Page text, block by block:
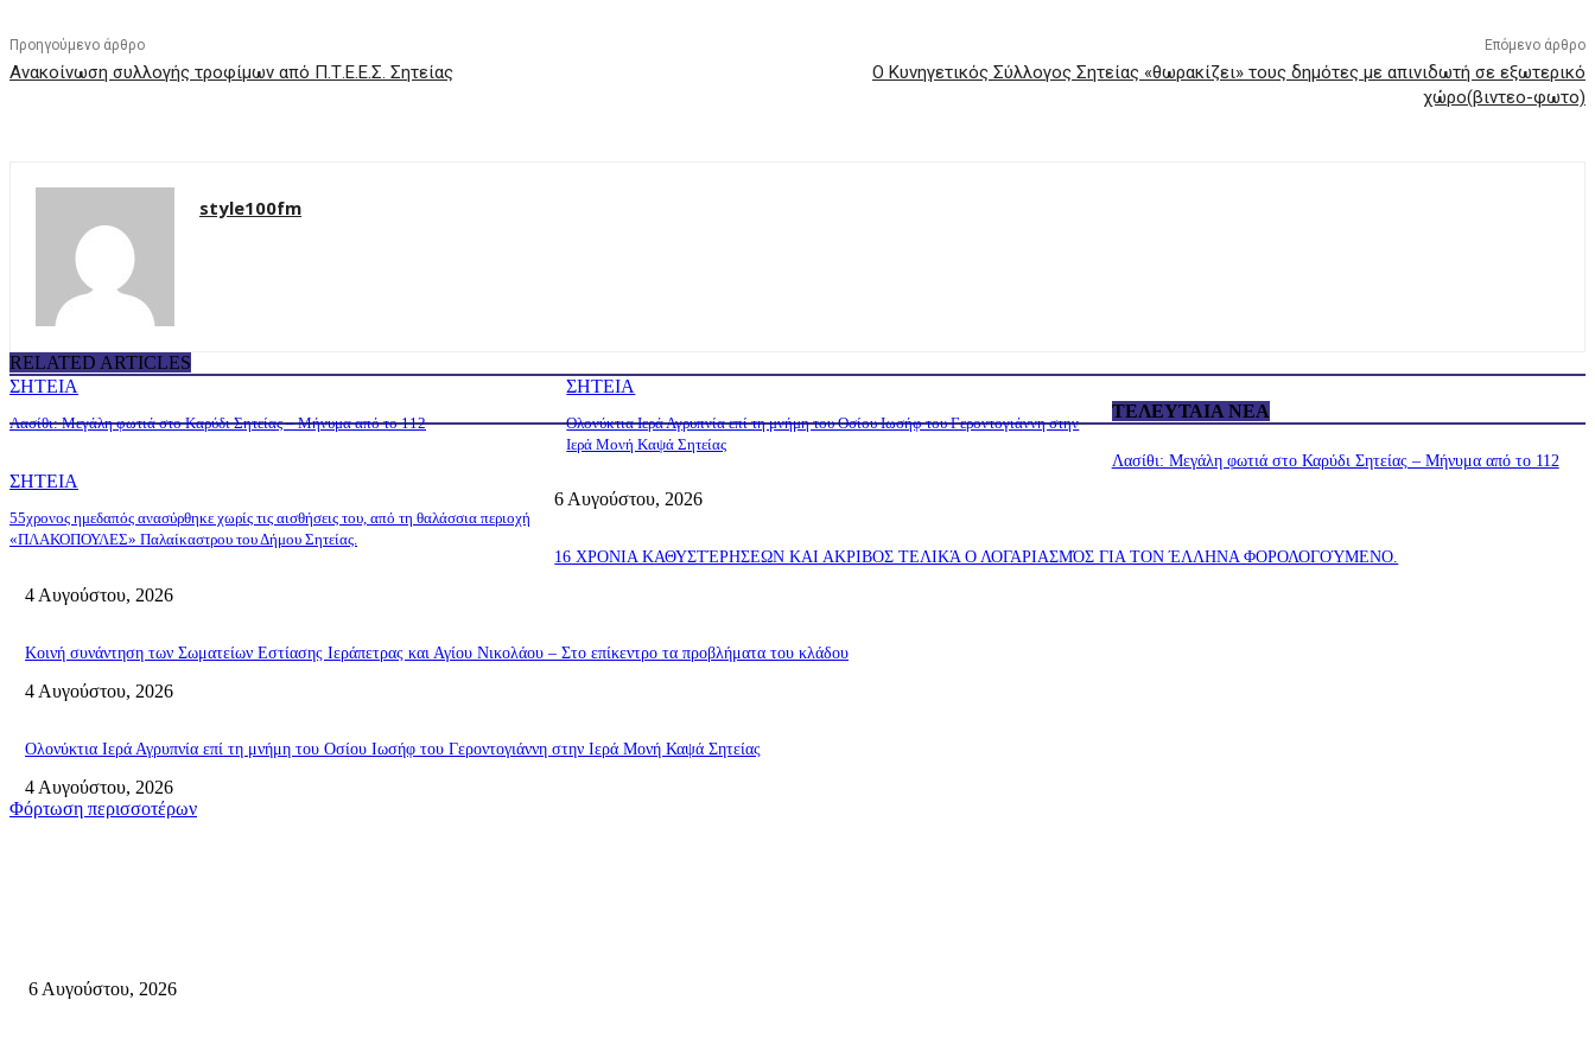
Προηγούμενο άρθρο
Ανακοίνωση συλλογής τροφίμων από Π.Τ.Ε.Ε.Σ. Σητείας
Επόμενο άρθρο
Ο Κυνηγετικός Σύλλογος Σητείας «θωρακίζει» τους δημότες με απινιδωτή σε εξωτερικό
χώρο(βιντεο-φωτο)
style100fm
RELATED ARTICLES
ΣΗΤΕΙΑ
Λασίθι: Μεγάλη φωτιά στο Καρύδι Σητείας – Μήνυμα από το 112
ΣΗΤΕΙΑ
Ολονύκτια Ιερά Αγρυπνία επί τη μνήμη του Οσίου Ιωσήφ του Γεροντογιάννη στην
Ιερά Μονή Καψά Σητείας
ΣΗΤΕΙΑ
55χρονος ημεδαπός ανασύρθηκε χωρίς τις αισθήσεις του, από τη θαλάσσια περιοχή
«ΠΛΑΚΟΠΟΥΛΕΣ» Παλαίκαστρου του Δήμου Σητείας.
ΤΕΛΕΥΤΑΊΑ ΝΈΑ
Λασίθι: Μεγάλη φωτιά στο Καρύδι Σητείας – Μήνυμα από το 112
6 Αυγούστου, 2026
16 ΧΡΟΝΙΑ ΚΑΘΥΣΤΈΡΗΣΕΩΝ ΚΑΙ ΑΚΡΙΒΟΣ ΤΕΛΙΚΆ Ο ΛΟΓΑΡΙΑΣΜΌΣ ΓΙΑ ΤΟΝ ΈΛΛΗΝΑ ΦΟΡΟΛΟΓΟΎΜΕΝΟ.
4 Αυγούστου, 2026
Κοινή συνάντηση των Σωματείων Εστίασης Ιεράπετρας και Αγίου Νικολάου – Στο επίκεντρο τα προβλήματα του κλάδου
4 Αυγούστου, 2026
Ολονύκτια Ιερά Αγρυπνία επί τη μνήμη του Οσίου Ιωσήφ του Γεροντογιάννη στην Ιερά Μονή Καψά Σητείας
4 Αυγούστου, 2026
Φόρτωση περισσοτέρων
6 Αυγούστου, 2026